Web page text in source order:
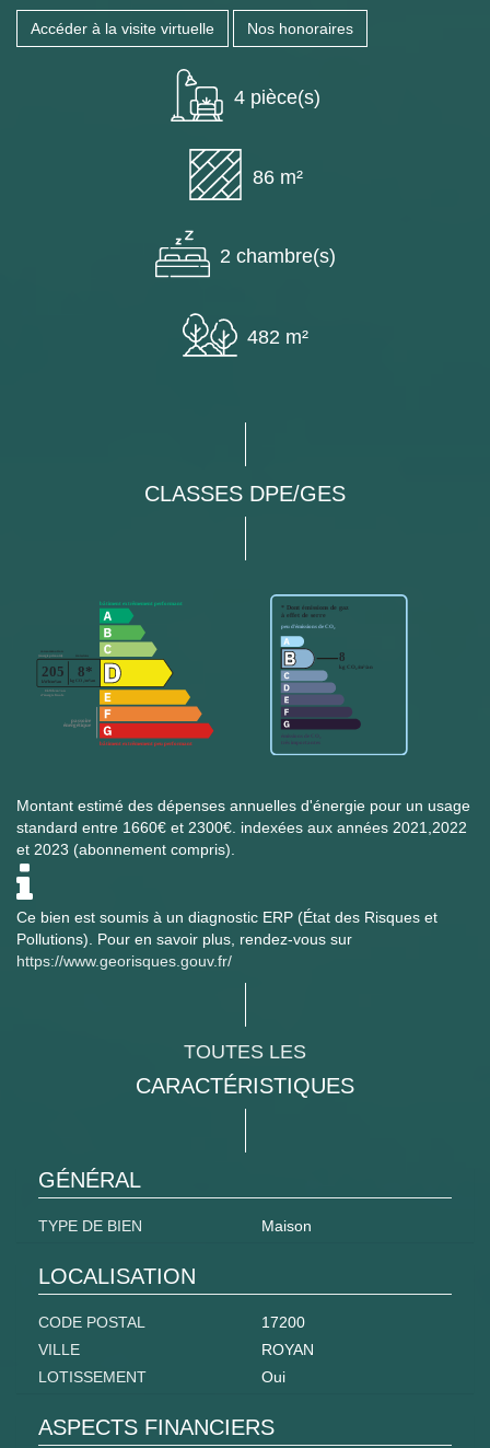
Accéder à la visite virtuelle Nos honoraires
4 pièce(s)
86 m²
2 chambre(s)
482 m²
CLASSES DPE/GES
Montant estimé des dépenses annuelles d'énergie pour un usage
standard entre 1660€ et 2300€. indexées aux années 2021,2022
et 2023 (abonnement compris).
Ce bien est soumis à un diagnostic ERP (État des Risques et
Pollutions). Pour en savoir plus, rendez-vous sur
https://www.georisques.gouv.fr/
TOUTES LES
CARACTÉRISTIQUES
GÉNÉRAL
TYPE DE BIEN Maison
LOCALISATION
CODE POSTAL
17200
VILLE
ROYAN
LOTISSEMENT
Oui
ASPECTS FINANCIERS